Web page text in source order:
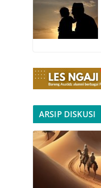
ARSIP DISKUSI